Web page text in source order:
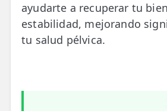
📍 Barrio Salamanca
📍 Carabanchel - Usera
📍 Getafe
ayudarte a recuperar tu
estabilidad, mejorando
tu salud pélvica.